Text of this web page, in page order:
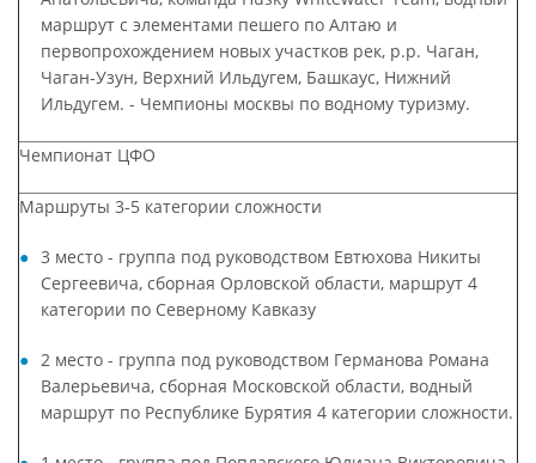
маршрут с элементами пешего по Алтаю и
первопрохождением новых участков рек, р.р. Чаган,
Чаган-Узун, Верхний Ильдугем, Башкаус, Нижний
Ильдугем. - Чемпионы москвы по водному туризму.
Чемпионат ЦФО
Маршруты 3-5 категории сложности
3 место - группа под руководством Евтюхова Никиты
Сергеевича, сборная Орловской области, маршрут 4
категории по Северному Кавказу
2 место - группа под руководством Германова Романа
Валерьевича, сборная Московской области, водный
маршрут по Республике Бурятия 4 категории сложности.